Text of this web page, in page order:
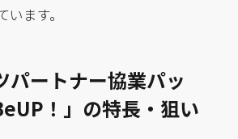
ます。
パートナー協業パッ
！」の特長・狙い